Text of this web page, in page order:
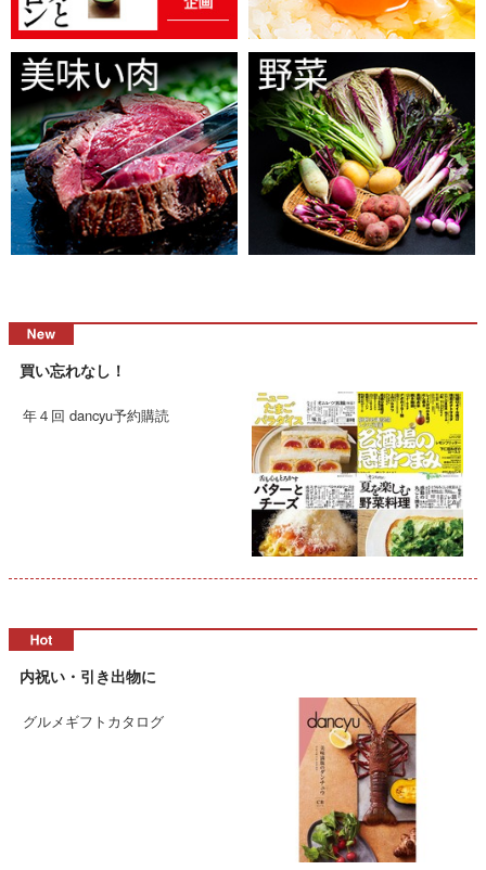
買い忘れなし！
年４回 dancyu予約購読
内祝い・引き出物に
グルメギフトカタログ